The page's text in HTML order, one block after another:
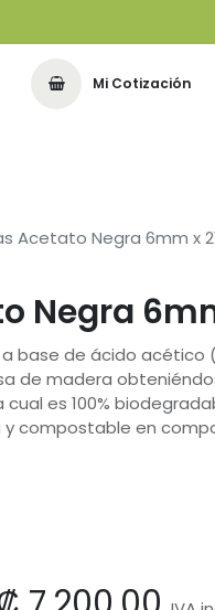
Mi Cotización
Acetato Negra 6mm x
Negra
a base de ácido acético
de madera
es 100%
y compostable en